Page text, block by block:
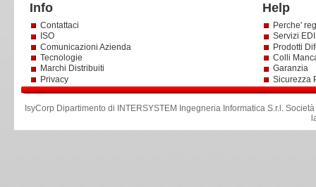
Info Help
Contattaci
ISO
Comunicazioni Azienda
Tecnologie
Marchi Distribuiti
Privacy
Perche'
Servizi
Prodotti
Colli
Garanzia
Sicurezza
IsyCorp Dipartimento di INTERSYSTEM Ingegneria Informatica S.r.l .